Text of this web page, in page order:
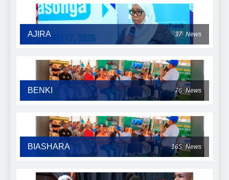
AJIRA 37 News
BENKI 76 News
BIASHARA 165 News